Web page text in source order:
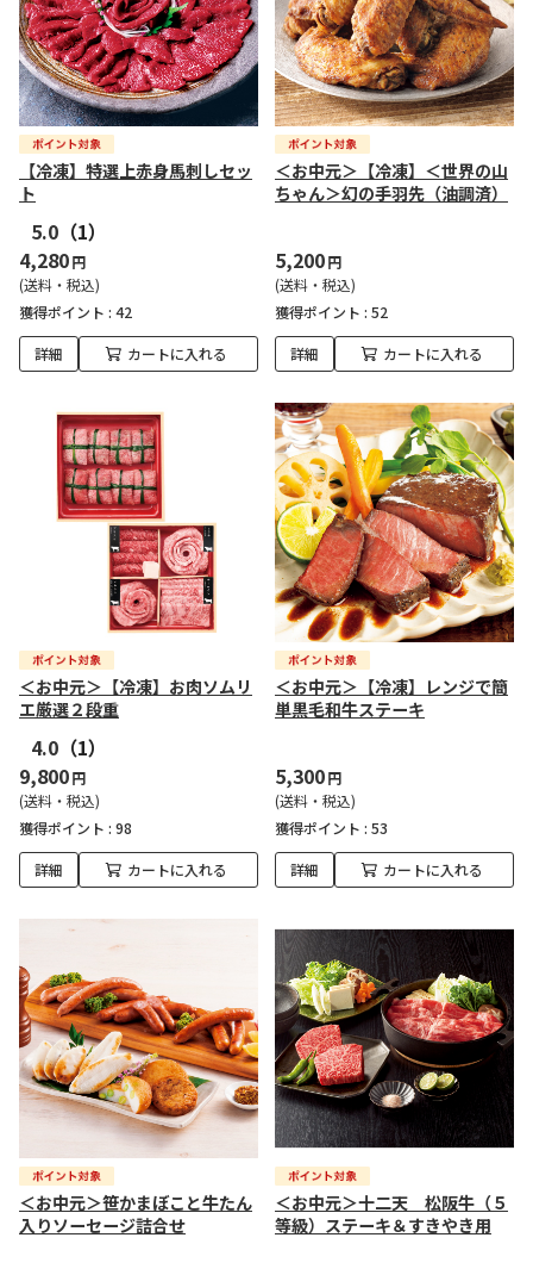
【冷凍】特選上赤身馬刺しセッ
ト
5.0 （1）
4,280円
(送料・税込)
獲得ポイント : 42
詳細 カートに入れる
＜お中元＞【冷凍】＜世界の山
ちゃん＞幻の手羽先（油調済）
5,200円
(送料・税込)
獲得ポイント : 52
詳細 カートに入れる
＜お中元＞【冷凍】お肉ソムリ
エ厳選２段重
4.0 （1）
9,800円
(送料・税込)
獲得ポイント : 98
詳細 カートに入れる
＜お中元＞【冷凍】レンジで簡
単黒毛和牛ステーキ
5,300円
(送料・税込)
獲得ポイント : 53
詳細 カートに入れる
＜お中元＞笹かまぼこと牛たん
入りソーセージ詰合せ
＜お中元＞十二天 松阪牛（５
等級）ステーキ＆すきやき用